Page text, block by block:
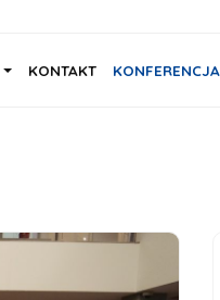
KONTAKT KONFERENCJA